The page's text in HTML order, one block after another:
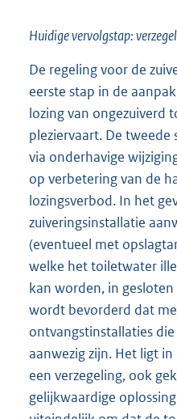
Huidige vervolgstap:
De regeling voor de
eerste stap in de
lozing van ongezuiverd
pleziervaart. De
via onderhavige
op verbetering van de
lozingsverbod. In het
zuiveringsinstallatie
(eventueel met
welke het toiletwater
kan worden, in
wordt bevorderd dat
ontvangstinstallaties
aanwezig zijn. Het ligt
een verzegeling, ook
gelijkwaardige